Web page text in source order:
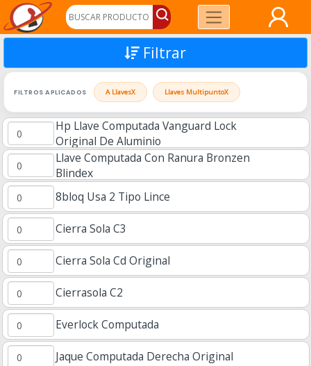
Filtrar
FILTROS APLICADOS A LlavesX Llaves MultipuntoX
Hp Llave Computada Vanguard Lock
Original De Aluminio
Llave Computada Con Ranura Bronzen
Blindex
8bloq Usa 2 Tipo Lince
Cierra Sola C3
Cierra Sola Cd Original
Cierrasola C2
Everlock Computada
Jaque Computada Derecha Original